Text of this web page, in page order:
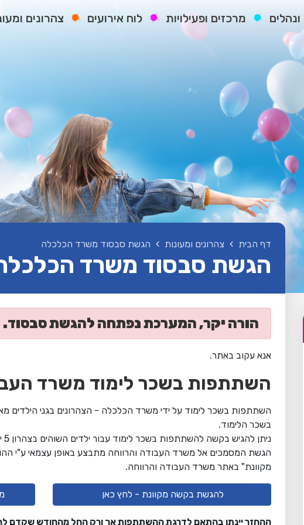
מרכזים ופעילויות לוח אירועים צהרונים
דף הבית צהרונים ומעונות הגשת סבסוד משרד הכלכלה
הגשת סבסוד משרד
הורה יקר, המערכת נפתחה להגשת סבסוד.
אנא עקוב באתר.
השתתפות בשכר לימוד משרד
השתתפות בשכר לימוד על ידי משרד הכלכלה​ - הצהרונים בגני הילדים
בשכר הלימוד.
ניתן להגיש בקשה להשתתפות בשכר​ לימוד עבור ילדים השוהים בצהרון 5 ימים בשבוע בלבד.
הגשת המסמכים אל משרד העבודה והרווחה מתבצע באופן עצמאי ע"י
מקוונת" באתר משרד העבודה והרווחה.
להגשת בקשה מקוונת - לחץ כאן
ההחזר יינתן בהתאם לדרגת ההשתתפות אך ורק החל מהחודש שקדם